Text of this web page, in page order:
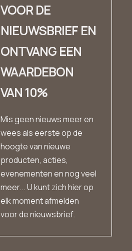
VOOR DE
NIEUWSBRIEF EN
ONTVANG EEN
WAARDEBON
VAN 10%
Mis geen nieuws meer en
wees als eerste op de
hoogte van nieuwe
producten, acties,
evenementen en nog veel
meer... U kunt zich hier op
elk moment afmelden
voor de nieuwsbrief.